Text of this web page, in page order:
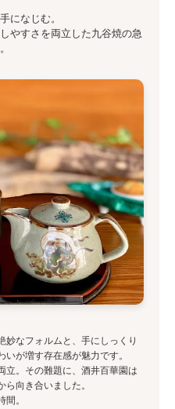
になじむ。
やすさを両立した九谷焼の急
妙なフォルムと、手にしっくり
が増す存在感が魅力です。
立。その難題に、酒井百華園は
向き合いました。
。